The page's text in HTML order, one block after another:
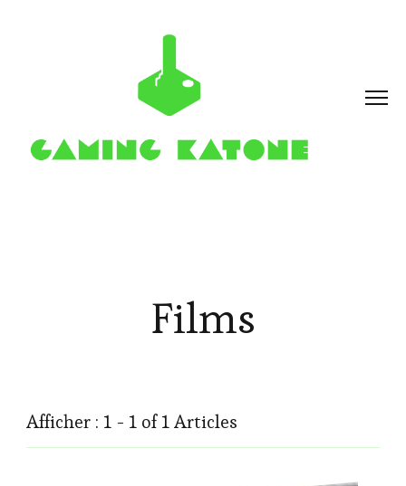
Films
Afficher : 1 - 1 of 1 Articles